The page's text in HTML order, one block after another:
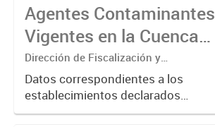
aquellos que requieren de una
verificación más exhaustiva por
considerarse...
Agentes Contaminantes
Vigentes en la Cuenca
Matanza Riachuelo
(2017-2023)
Dirección de Fiscalización y
Adecuación Ambiental
Datos correspondientes a los
establecimientos declarados
"Agentes Contaminantes" por